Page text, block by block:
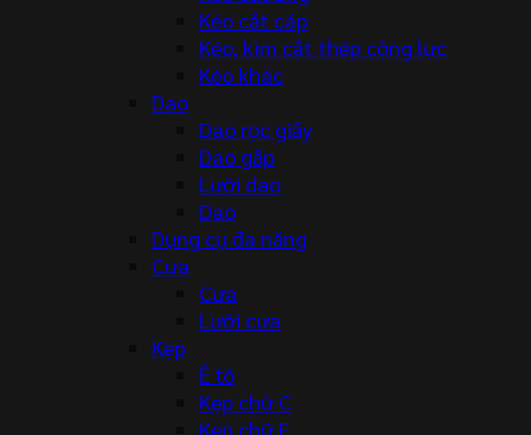
Kéo cắt cáp
Kéo, kìm cắt thép cộng lực
Kéo khác
Dao
Dao rọc giấy
Dao gấp
Lưỡi dao
Dao
Dụng cụ đa năng
Cưa
Cưa
Lưỡi cưa
Kẹp
Ê tô
Kẹp chữ C
Kẹp chữ F